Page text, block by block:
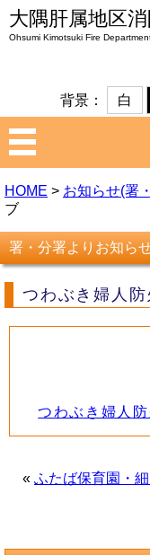
大隅肝属地区
Ohsumi Kimotsuki Fire
背景： 白
HOME > お知らせ(署
ブ
署・分署よりお知ら
つわぶき婦人
つわぶき婦人
« ふたば保育園・